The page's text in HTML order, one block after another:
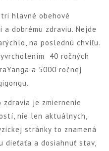
hlavné obehové
dobrému zdraviu. Nejde
na poslednú chvíľu.
40 ročných
a 5000 ročnej
je zmiernenie
nie len aktuálnych,
stránky to znamená
dieťaťa a dosiahnuť stav,